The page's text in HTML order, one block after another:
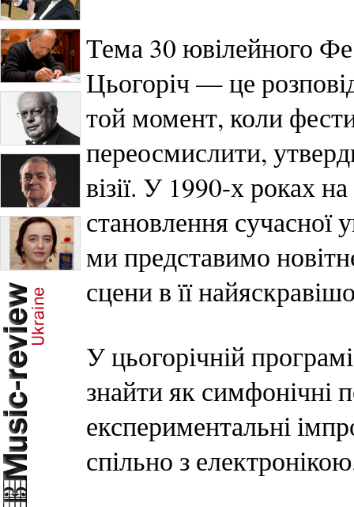
Тема 30 ювілейного
Цьогоріч — це
той момент, коли
переосмислити,
візії. У 1990-х роках
становлення сучасної
ми представимо
сцени в її
У цьогорічній
знайти як симфонічні
експериментальні
спільно з